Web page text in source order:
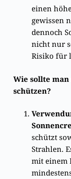
einen
gewissen
dennoch
nicht nur
Risiko für
Wie sollte
schützen?
schützt
Strahlen.
mit einem